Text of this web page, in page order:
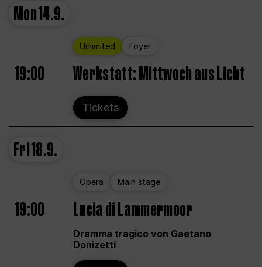
Mon14.9.
Unlimited Foyer
19:00 Werkstatt: Mittwoch aus Licht
Tickets
Fri18.9.
Opera Main stage
19:00 Lucia di Lammermoor
Dramma tragico von Gaetano
Donizetti